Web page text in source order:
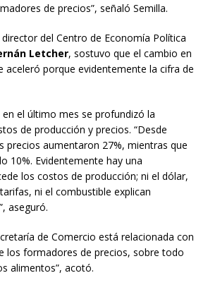
de precios”, señaló Semilla.
del Centro de Economía Política
Letcher, sostuvo que el cambio en
aceleró porque evidentemente la cifra de
el último mes se profundizó la
de producción y precios. “Desde
precios aumentaron 27%, mientras que
10%. Evidentemente hay una
los costos de producción; ni el dólar,
ni el combustible explican
aseguró.
de Comercio está relacionada con
los formadores de precios, sobre todo
alimentos”, acotó.